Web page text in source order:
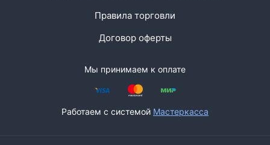
Правила торговли
Договор оферты
Мы принимаем к оплате
Работаем с системой Мастеркасса